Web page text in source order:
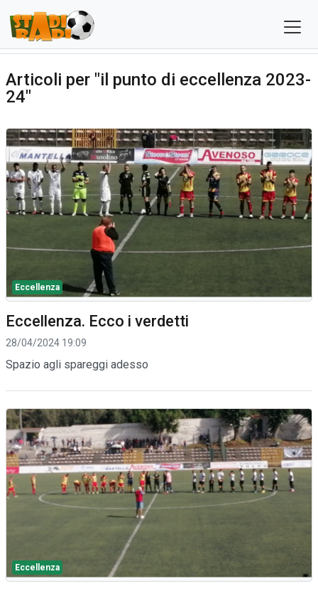
Articoli per "il punto di eccellenza 2023-
24"
Eccellenza
Eccellenza. Ecco i verdetti
28/04/2024 19:09
Spazio agli spareggi adesso
Eccellenza